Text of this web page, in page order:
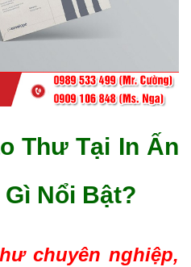
Thư Tại In Ấn
Nổi Bật?
chuyên nghiệp,